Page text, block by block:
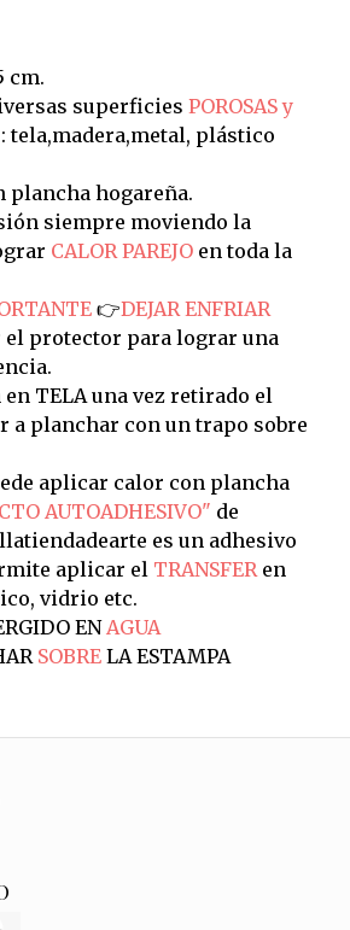
cm.
superficies POROSAS y
tela,madera,metal, plástico
plancha hogareña.
siempre moviendo la
CALOR PAREJOen toda la
👉DEJAR ENFRIAR
el protector para lograr una
TELA una vez retirado el
a planchar con un trapo sobre
aplicar calor con plancha
AUTOADHESIVO" de
es un adhesivo
aplicar el TRANSFERen
vidrio etc.
ENAGUA
SOBRELA ESTAMPA